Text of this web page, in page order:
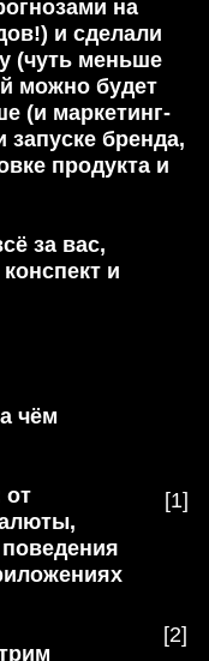
[2]
[1]